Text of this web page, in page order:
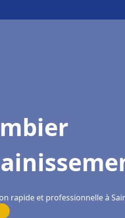
rapide et professionnelle à